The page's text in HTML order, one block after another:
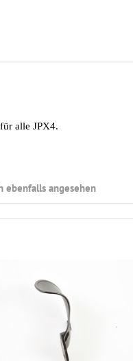
alle JPX4.
ebenfalls angesehen